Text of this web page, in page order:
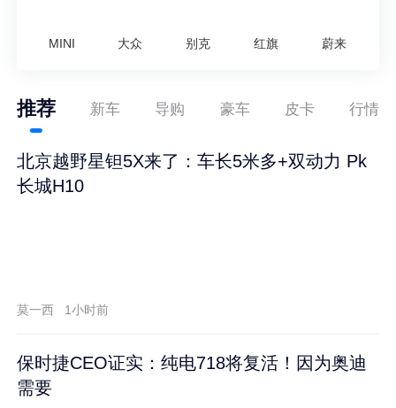
MINI 大众 别克 红旗 蔚来
推荐 新车 导购 豪车 皮卡 行情
北京越野星钽5X来了：车长5米多+双动力 Pk
长城H10
莫一西 1小时前
保时捷CEO证实：纯电718将复活！因为奥迪
需要